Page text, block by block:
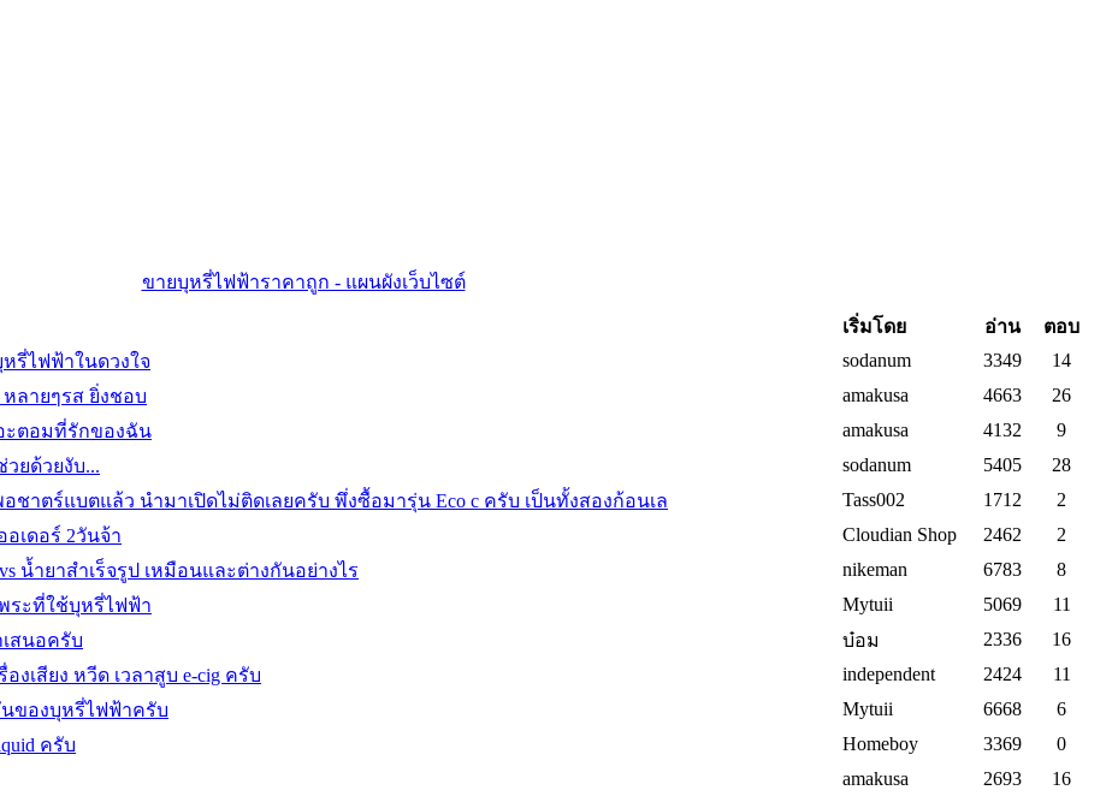
ขายบุหรี่ไฟฟ้าราคาถูก - แผนผังเว็บไซต์
เริ่มโดย อ่าน
ตอบ
รี่ไฟฟ้าในดวงใจ sodanum 3349
14
หลายๆรส ยิ่งชอบ amakusa 4663
26
ะตอมที่รักของฉัน amakusa 4132
9
ยด้วยงับ... sodanum 5405
28
ชาตร์แบตแล้ว นำมาเปิดไม่ติดเลยครับ พึ่งซื้อมารุ่น Eco c ครับ เป็นทั้งสองก้อนเล Tass002 1712
2
เดอร์ 2วันจ้า Cloudian Shop 2462
2
น้ำยาสำเร็จรูป เหมือนและต่างกันอย่างไร nikeman 6783
8
ระที่ใช้บุหรี่ไฟฟ้า Mytuii 5069
11
สนอครับ บ๋อม 2336
16
งเสียง หวีด เวลาสูบ e-cig ครับ independent 2424
11
นของบุหรี่ไฟฟ้าครับ Mytuii 6668
6
ครับ Homeboy 3369
0
amakusa 2693
16